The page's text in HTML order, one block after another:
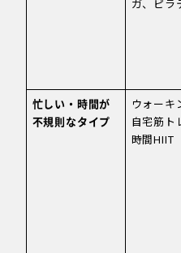
ガ、ピラ
忙しい・時間が
不規則なタイプ
ウォーキ
自宅筋ト
時間HIIT